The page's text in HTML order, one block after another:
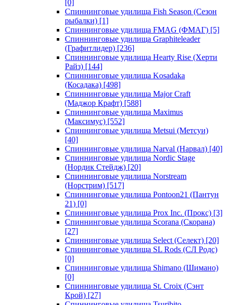
[0]
Спиннинговые удилища Fish Season (Сезон
рыбалки) [1]
Спиннинговые удилища FMAG (ФМАГ) [5]
Спиннинговые удилища Graphiteleader
(Графитлидер) [236]
Спиннинговые удилища Hearty Rise (Херти
Райз) [144]
Спиннинговые удилища Kosadaka
(Косадака) [498]
Спиннинговые удилища Major Craft
(Маджор Крафт) [588]
Спиннинговые удилища Maximus
(Максимус) [552]
Спиннинговые удилища Metsui (Метсуи)
[40]
Спиннинговые удилища Narval (Нарвал) [40]
Спиннинговые удилища Nordic Stage
(Нордик Стейдж) [20]
Спиннинговые удилища Norstream
(Норстрим) [517]
Спиннинговые удилища Pontoon21 (Пантун
21) [0]
Спиннинговые удилища Prox Inc. (Прокс) [3]
Спиннинговые удилища Scorana (Скорана)
[27]
Спиннинговые удилища Select (Селект) [20]
Спиннинговые удилища SL Rods (СЛ Родс)
[0]
Спиннинговые удилища Shimano (Шимано)
[0]
Спиннинговые удилища St. Croix (Сэнт
Крой) [27]